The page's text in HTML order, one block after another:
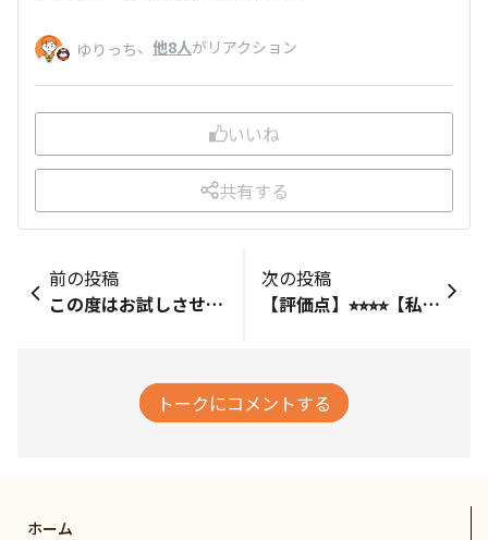
ゆりっち、 他8人がリアクション
いいね
共有する
前の投稿
この度はお試しさせていただき、ありがとうございます✨【評価点】★★★★★【私のホンネ】とにかく忙しくて時間がないワーママの私にも嬉しい手軽さ！爽やかな美味しさ。【リピート】あり！してます☕️【こんな時におすすめ】忙しくてコーヒー淹れる時間がない、朝はバタバタだけど職場でアイスコーヒー飲みたい！って人に特にオススメ。夜にボトルに仕込んで冷蔵庫に入れておけば、そのまま持ち出せますよ！
次の投稿
【評価点】⭐︎⭐︎⭐︎⭐︎【私のホンネ】程良い苦味とスッキリした味わいで美味しく飲みやすい。ただ、私自身は最近だと浅煎りを少し短めの時間で水出しして軽い酸味を楽しみ始めていて、家族で飲むならゴールドスペシャルの方が良いんだけどひとりなら自己流水出しかな？【リピート】有りです【こんな時におすすめ】昼食後に飲みたいかな
トークにコメントする
ホーム